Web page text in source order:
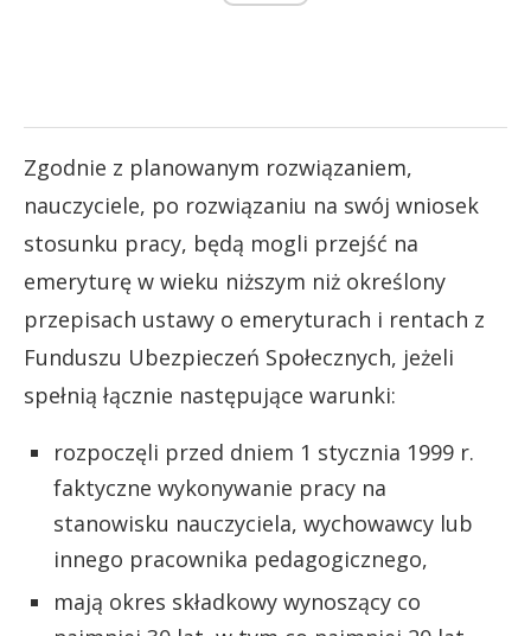
Zgodnie z planowanym rozwiązaniem,
nauczyciele, po rozwiązaniu na swój wniosek
stosunku pracy, będą mogli przejść na
emeryturę w wieku niższym niż określony
przepisach ustawy o emeryturach i rentach z
Funduszu Ubezpieczeń Społecznych, jeżeli
spełnią łącznie następujące warunki:
rozpoczęli przed dniem 1 stycznia 1999 r.
faktyczne wykonywanie pracy na
stanowisku nauczyciela, wychowawcy lub
innego pracownika pedagogicznego,
mają okres składkowy wynoszący co